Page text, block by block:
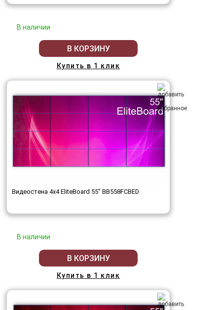
В наличии
В КОРЗИНУ
Купить в 1 клик
Видеостена 4x4 EliteBoard 55" BB558FCBED
В наличии
В КОРЗИНУ
Купить в 1 клик